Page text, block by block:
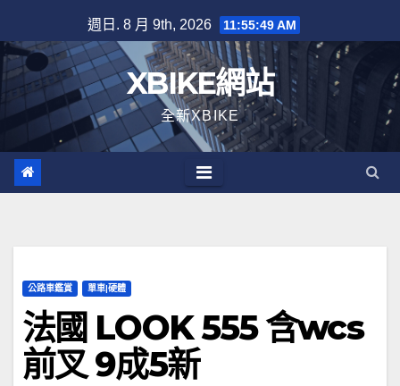
to
content
週日. 8 月 9th, 2026 11:55:49 AM
XBIKE網站
全新XBIKE
公路車鑑賞 單車|硬體
法國 LOOK 555 含wcs
前叉 9成5新